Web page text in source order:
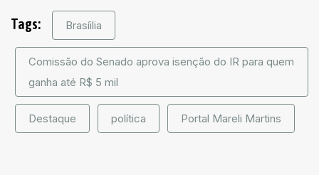
Tags: Brasíilia
Comissão do Senado aprova isenção do IR para quem
ganha até R$ 5 mil
Destaque política Portal Mareli Martins